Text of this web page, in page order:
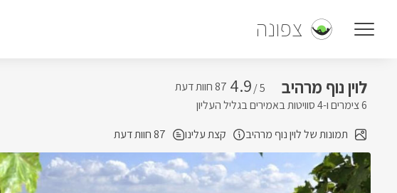
צפונה
לוין נוף מרהיב 5 /
4.9
6 צימרים ו-4 סוויטות באמירים בגליל העליון
תמונות של לוין נוף מרהיב
קצת עלינו 87 חוות דעת